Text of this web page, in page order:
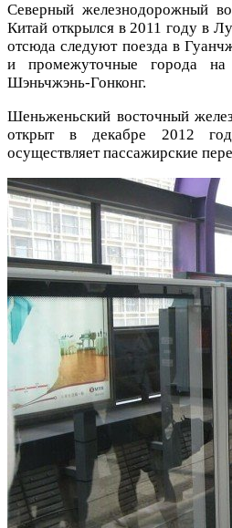
Северный железнодорожный
Китай открылся в 2011 году в
отсюда следуют поезда в
и промежуточные города на
Шэньчжэнь-Гонконг.
Шеньженьский восточный
открыт в декабре 2012
осуществляет пассажирские